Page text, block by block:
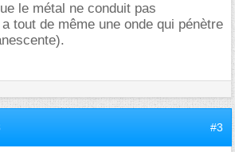
le métal ne conduit pas
tout de même une onde qui pénètre
#3